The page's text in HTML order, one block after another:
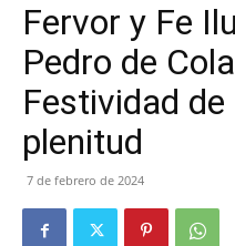
Fervor y Fe
Pedro de
Festividad
plenitud
7 de febrero de 2024